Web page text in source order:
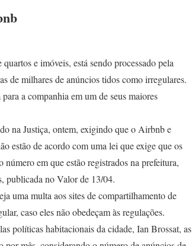
e imóveis, está sendo processado pela
de milhares de anúncios tidos como irregulares.
a companhia em um de seus maiores
na Justiça, ontem, exigindo que o Airbnb e
estão de acordo com uma lei que exige que os
em que estão registrados na prefeitura,
publicada no Valor de 13/04.
uma multa aos sites de compartilhamento de
caso eles não obedeçam às regulações.
políticas habitacionais da cidade, Ian Brossat, as